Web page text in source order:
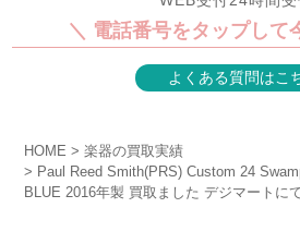
＼ 電話番号をタップして
よくある質問はこ
HOME
楽器の買取実績
Paul Reed Smith(PRS) Custom 24
BLUE 2016年製 買取ました デジマートに